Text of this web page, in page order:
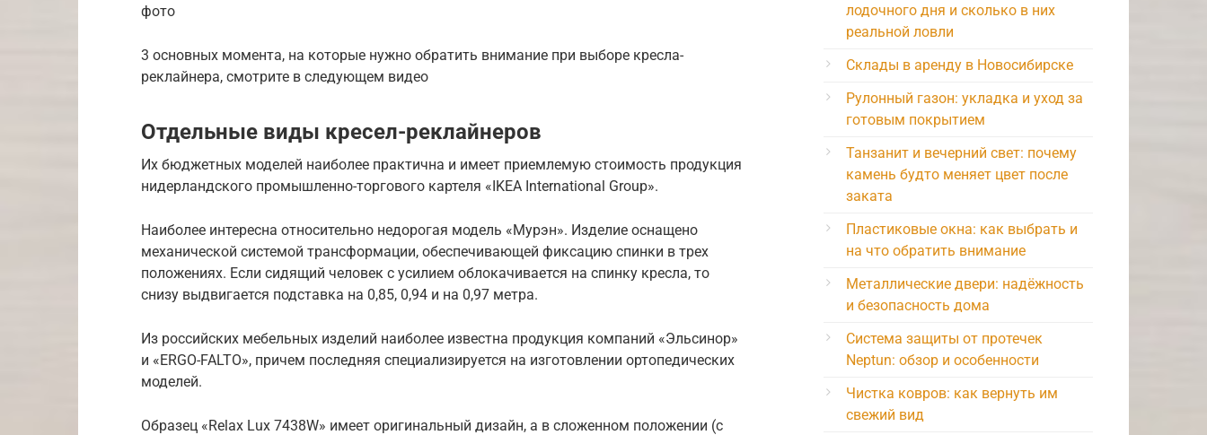
фото
3 основных момента, на которые нужно обратить внимание при выборе кресла-
реклайнера, смотрите в следующем видео
Отдельные виды кресел-реклайнеров
Их бюджетных моделей наиболее практична и имеет приемлемую стоимость продукция
нидерландского промышленно-торгового картеля «IKEA International Group».
Наиболее интересна относительно недорогая модель «Мурэн». Изделие оснащено
механической системой трансформации, обеспечивающей фиксацию спинки в трех
положениях. Если сидящий человек с усилием облокачивается на спинку кресла, то
снизу выдвигается подставка на 0,85, 0,94 и на 0,97 метра.
Из российских мебельных изделий наиболее известна продукция компаний «Эльсинор»
и «ERGO-FALTO», причем последняя специализируется на изготовлении ортопедических
моделей.
Образец «Relax Lux 7438W» имеет оригинальный дизайн, а в сложенном положении (с
лодочного дня и сколько в них
реальной ловли
Склады в аренду в Новосибирске
Рулонный газон: укладка и уход за
готовым покрытием
Танзанит и вечерний свет: почему
камень будто меняет цвет после
заката
Пластиковые окна: как выбрать и
на что обратить внимание
Металлические двери: надёжность
и безопасность дома
Система защиты от протечек
Neptun: обзор и особенности
Чистка ковров: как вернуть им
свежий вид